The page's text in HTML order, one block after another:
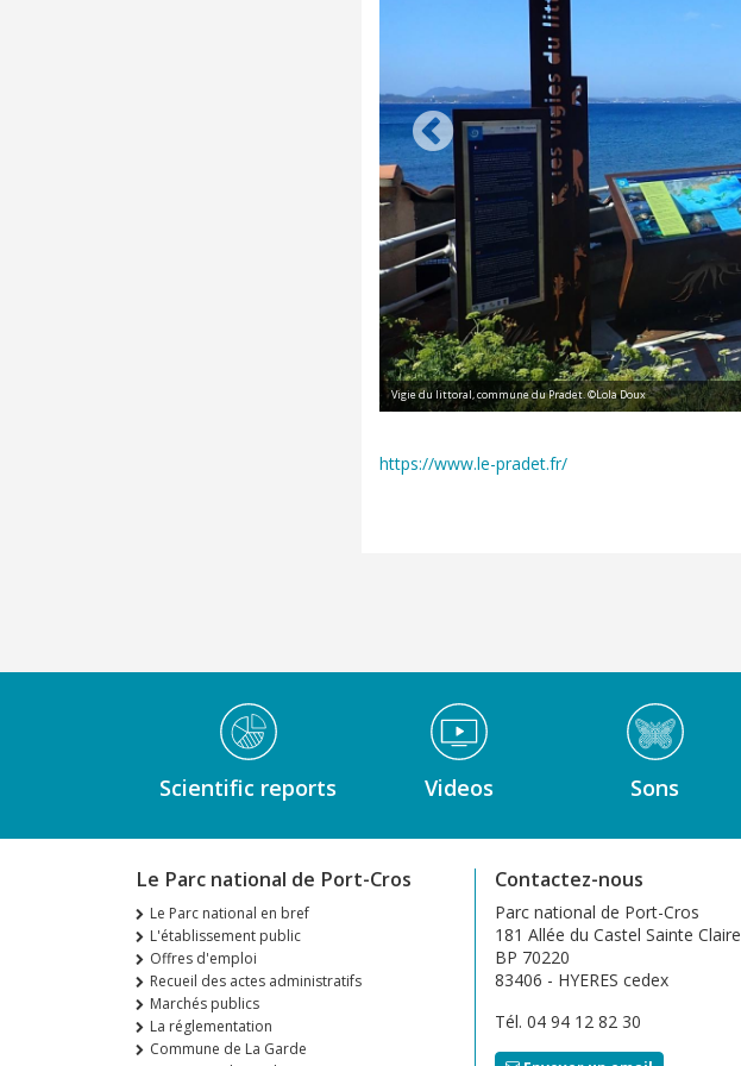
Vigie du littoral, commune du Pradet. ©Lola Doux
https://www.le-pradet.fr/
Médiathèque Footer
Scientific reports Videos Sons
Le Parc national de Port-Cros
Le Parc national en bref
L'établissement public
Offres d'emploi
Recueil des actes administratifs
Marchés publics
La réglementation
Commune de La Garde
Contactez-nous
Parc national de Port-Cros
181 Allée du Castel Sainte Claire
BP 70220
83406 - HYERES cedex
Tél. 04 94 12 82 30